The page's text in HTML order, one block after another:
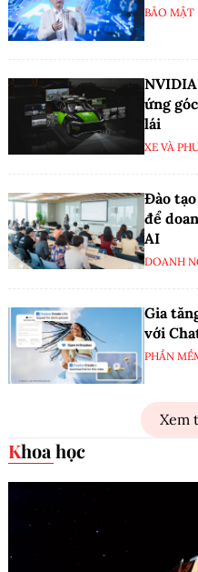
BẢO MẬT
ứng
lái
XE VÀ
Đào
để
AI
DOANH
Gia
với
PHẦN
Xem
Khoa học